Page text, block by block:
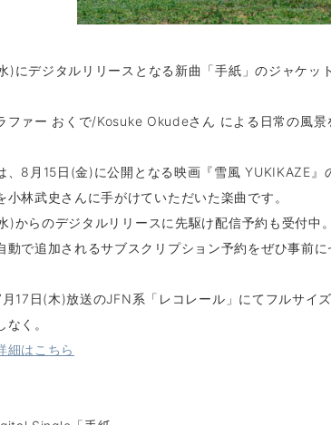
)にデジタルリリースとなる新曲「手紙」のジャケッ
ファー おくで/Kosuke Okudeさん による日常の風景
、8月15日(金)に公開となる映画『雪風 YUKIKAZE』
小林武史さんに手がけていただいた楽曲です。
)からのデジタルリリースに先駆け配信予約も受付中
動で追加されるサブスクリプション予約をぜひ事前に
17日(木)放送のJFN系「レコレール」にてフルサイ
なく。
細はこちら